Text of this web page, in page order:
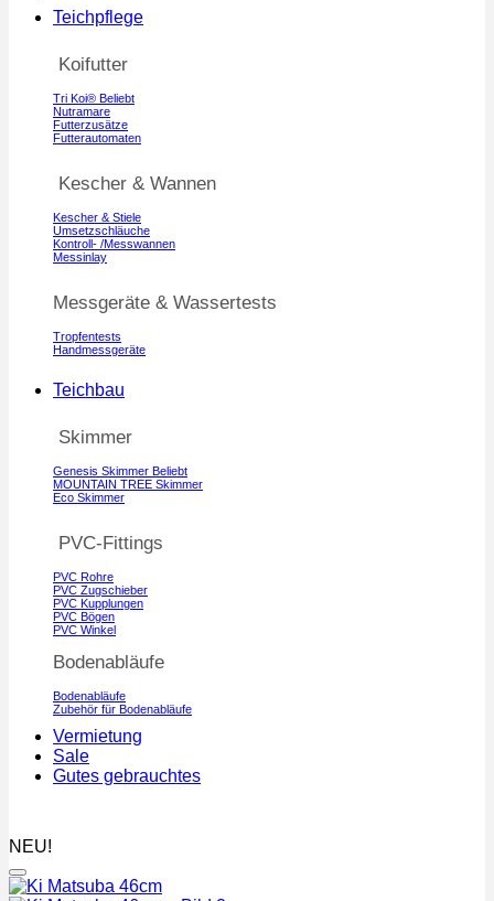
Teichpflege
Koifutter
Tri Koi®
Nutramare
Futterzusätze
Futterautomaten
Kescher & Wannen
Kescher & Stiele
Umsetzschläuche
Kontroll- /Messwannen
Messinlay
Messgeräte & Wassertests
Tropfentests
Handmessgeräte
Teichbau
Skimmer
Genesis Skimmer
MOUNTAIN TREE Skimmer
Eco Skimmer
PVC-Fittings
PVC Rohre
PVC Zugschieber
PVC Kupplungen
PVC Bögen
PVC Winkel
Bodenabläufe
Bodenabläufe
Zubehör für Bodenabläufe
Vermietung
Sale
Gutes gebrauchtes
NEU!